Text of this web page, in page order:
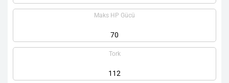
Maks HP Gücü
70
Tork
112